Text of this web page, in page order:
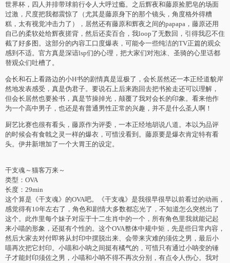
世界杯，四人并排带球前行令人大呼过瘾。之后辉夜和藤原捡肥皂的场面
过激，尺度把我都震惊了（尤其是藤原身下的那个镜头，角度格外得糟
糕，太有视觉冲击力了），居然还有藤原和辉夜之间的papapa，藤原还用
自己的柔软处给辉夜搓背，然后还卖百合，我loop了无数回，引得我忍不住
截了好多图。这部分的内容工口度爆表，可能令一些纯洁的TV正篇的观众
感到不适。官方真是深谙lsp们的心理，把大家们对泡沫、圣骑的心里话都
替观众们吐槽了。
会长和石上看路边的小H书的剧情真是逗极了，会长居然还一本正经道貌岸
然地发表感受，真是伪君子。要说石上后来跑回去把书捡走还可以理解，
但会长居然也要捡书，真是节操掉光，颠覆了我对会长的印象。看来他作
为一个高中男子，也还是有普通男性正常的兴趣，并不是什么圣人啊！
厨艺比赛也很有看头，藤原作为评委，一本正经地胡说八道。本以为品评
的时候会有食戟之灵一样的爆衣，可惜没看到。藤原要是爆衣肯定特有看
头。伊井新增加了一个大胃王的设定。
干支魂～猫客万来～
类型：OVA
长度：29min
这个算是《干支魂》的OVA吧。《干支魂》是我很早很早以前看过的动画，
感觉得有10年左右了，角色和剧情大多数都忘光了，不知道怎么突然出了
这个。此作里每个妹子对应于十二生肖中的一个，所有角色里我就能记起
来小喵的形象，还挺有个性的。这个OVA整体中规中矩，先是些日常内容，
然后大家去对付即将从封印中摆脱出来、会带来灾难的须佐之男，最后小
喵再次把它封印。小喵和小呐之间挺有橘气的，可惜只有通过小呐变的锤
子才能封印须佐之男，小喵和小呐不得不再次分别，有点令人伤心。我对